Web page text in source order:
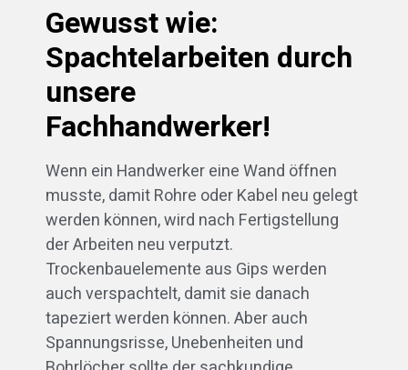
Gewusst wie:
Spachtelarbeiten durch
unsere
Fachhandwerker!
Wenn ein Handwerker eine Wand öffnen
musste, damit Rohre oder Kabel neu gelegt
werden können, wird nach Fertigstellung
der Arbeiten neu verputzt.
Trockenbauelemente aus Gips werden
auch verspachtelt, damit sie danach
tapeziert werden können. Aber auch
Spannungsrisse, Unebenheiten und